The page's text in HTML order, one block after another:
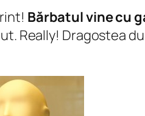
Bărbatul vine cu
Really! Dragostea